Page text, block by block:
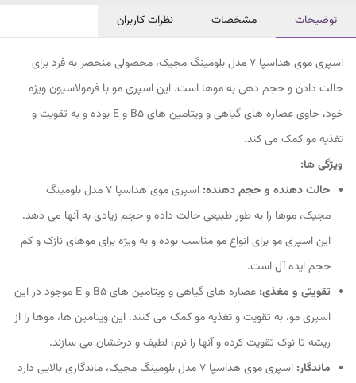
توضیحات مشخصات نظرات کاربران
اسپری موی هداسپا ۷ مدل بلومینگ مجیک، محصولی منحصر به فرد برای
حالت دادن و حجم دهی به موها است. این اسپری مو با فرمولاسیون ویژه
خود، حاوی عصاره های گیاهی و ویتامین های B5 و E بوده و به تقویت و
تغذیه مو کمک می کند.
ویژگی ها:
حالت دهنده و حجم دهنده:
اسپری موی هداسپا ۷ مدل بلومینگ
مجیک، موها را به طور طبیعی حالت داده و حجم زیادی به آنها می دهد.
این اسپری مو برای انواع مو مناسب بوده و به ویژه برای موهای نازک و کم
حجم ایده آل است.
تقویتی و مغذی:
عصاره های گیاهی و ویتامین های B5 و E موجود در این
اسپری مو، به تقویت و تغذیه مو کمک می کنند. این ویتامین ها، موها را از
ریشه تا نوک تقویت کرده و آنها را نرم، لطیف و درخشان می سازند.
ماندگار:
اسپری موی هداسپا ۷ مدل بلومینگ مجیک، ماندگاری بالایی دارد